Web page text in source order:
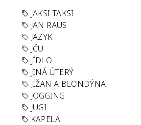
JAKSI TAKSI
JAN RAUS
JAZYK
JČU
JÍDLO
JINÁ ÚTERÝ
JIŽAN A BLONDÝNA
JOGGING
JUGI
KAPELA